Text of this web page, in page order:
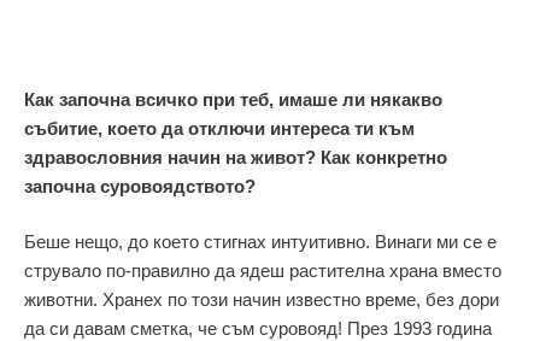
Как започна всичко при теб, имаше ли някакво
събитие, което да отключи интереса ти към
здравословния начин на живот? Как конкретно
започна суровоядството?
Беше нещо, до което стигнах интуитивно. Винаги ми се е
струвало по-правилно да ядеш растителна храна вместо
животни. Хранех по този начин известно време, без дори
да си давам сметка, че съм суровояд! През 1993 година